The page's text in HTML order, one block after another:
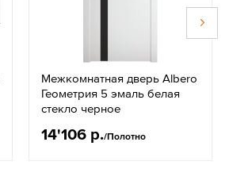
Межкомнатная дверь Albero
Геометрия 5 эмаль белая
стекло черное
14'106 р./Полотно